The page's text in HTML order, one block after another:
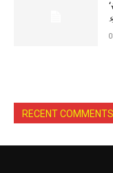
RECENT COMMENTS